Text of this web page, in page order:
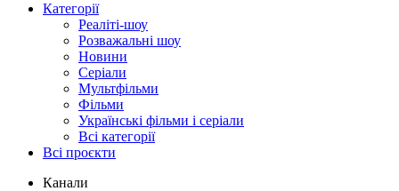
Категорії
Реаліті-шоу
Розважальні шоу
Новини
Серіали
Мультфільми
Фільми
Українські фільми і серіали
Всі категорії
Всі проєкти
Канали